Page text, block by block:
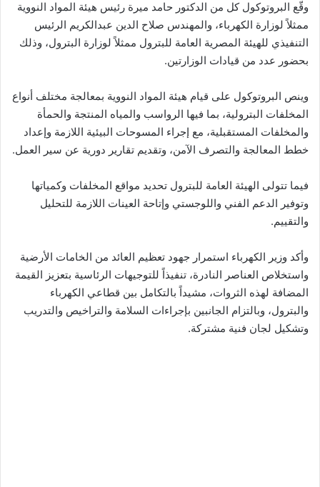
وقّع البروتوكول كل من الدكتور حامد ميرة رئيس هيئة المواد النووية
ممثلاً لوزارة الكهرباء، والمهندس صلاح الدين عبدالكريم الرئيس
التنفيذي للهيئة المصرية العامة للبترول ممثلاً لوزارة البترول، وذلك
بحضور عدد من قيادات الوزارتين.
وينص البروتوكول على قيام هيئة المواد النووية بمعالجة مختلف أنواع
المخلفات البترولية، بما فيها الرواسب والمياه المنتجة والحمأة
والمخلفات المستقبلية، مع إجراء المسوحات البيئية اللازمة وإعداد
خطط المعالجة والتصرف الآمن، وتقديم تقارير دورية عن سير العمل.
فيما تتولى الهيئة العامة للبترول تحديد مواقع المخلفات وكمياتها
وتوفير الدعم الفني واللوجستي وإتاحة العينات اللازمة للتحليل
والتقييم.
وأكد وزير الكهرباء استمرار جهود تعظيم العائد من الخامات الأرضية
واستخلاص العناصر النادرة، تنفيذاً للتوجيهات الرئاسية بتعزيز القيمة
المضافة لهذه الثروات، مشيداً بالتكامل بين قطاعي الكهرباء
والبترول، وبالتزام الجانبين بإجراءات السلامة والتراخيص والتدريب
وتشكيل لجان فنية مشتركة.